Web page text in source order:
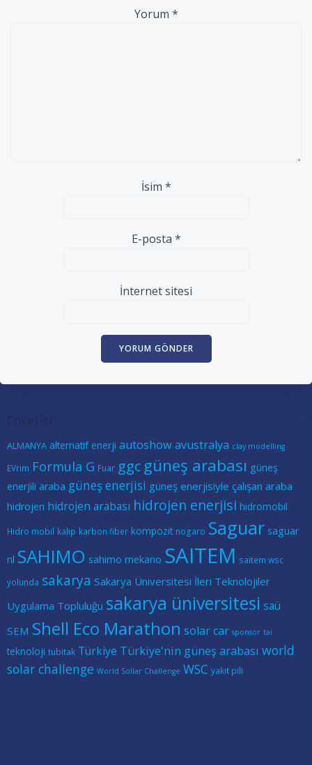
Yorum *
İsim *
E-posta *
İnternet sitesi
ALMANYA alternatif enerji autoshowavustralya clay modelling
EVrim Formula G Fuar ggc güneş arabası güneş
enerjili araba güneş enerjisi güneş enerjisiyle çalışan araba
hidrojen hidrojen arabası hidrojen enerjisi hidromobil
Hidro mobil kalıp karbon fiber kompozit nogaro Saguar saguar
nl SAHIMO sahimo mekano SAITEM saitem wsc
yolunda sakarya Sakarya Üniversitesi İleri Teknolojiler
Uygulama Topluluğu sakarya üniversitesi saü
SEM Shell Eco Marathon solar car sponsor tai
teknoloji tubitak Türkiye Türkiye'nin güneş arabası world
solar challenge World Sollar Challenge WSC yakıt pili